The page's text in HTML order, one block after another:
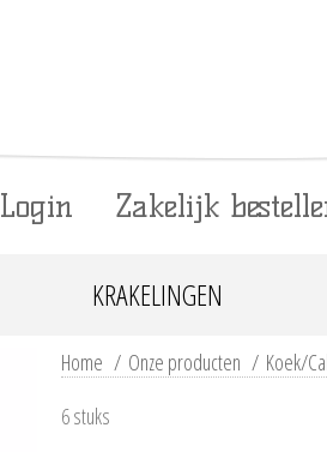
Login Zakelijk
KRAKELINGEN
Home / Onze producten / Koek/
6 stuks